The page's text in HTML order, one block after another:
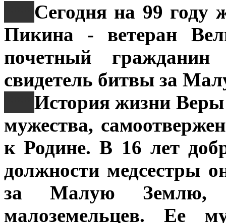
Сегодня на 99 году
Пикина - ветеран
почетный гражданин
свидетель битвы за
История жизни
мужества,
к Родине. В 16 лет
должности медсестры
за Малую Землю,
малоземельцев. Ее